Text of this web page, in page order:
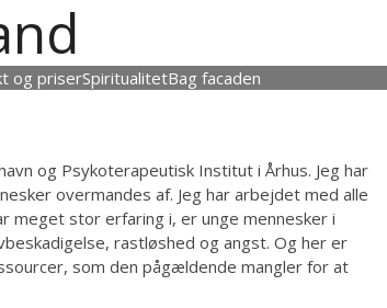
og priserSpiritualitetBag facaden
og Psykoterapeutisk Institut i Århus. Jeg har
overmandes af. Jeg har arbejdet med alle
meget stor erfaring i, er unge mennesker i
rastløshed og angst. Og her er
som den pågældende mangler for at